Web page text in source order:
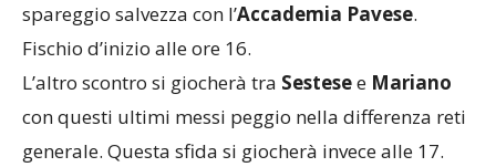
spareggio salvezza con l’Accademia Pavese.
Fischio d’inizio alle ore 16.
L’altro scontro si giocherà tra Sestesee Mariano
con questi ultimi messi peggio nella differenza reti
generale. Questa sfida si giocherà invece alle 17.